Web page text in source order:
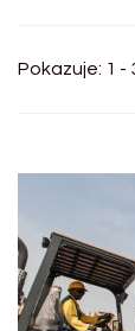
Pokazuje: 1 -